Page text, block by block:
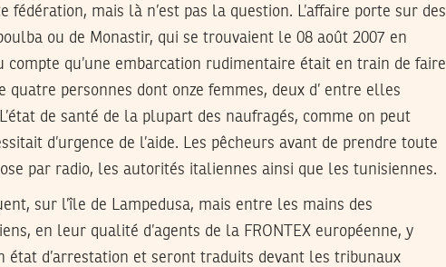
mais là n’est pas la question. L’affaire porte sur des
ou de Monastir, qui se trouvaient le 08 août 2007 en
qu’une embarcation rudimentaire était en train de faire
personnes dont onze femmes, deux d’ entre elles
de santé de la plupart des naufragés, comme on peut
d’urgence de l’aide. Les pêcheurs avant de prendre toute
par radio, les autorités italiennes ainsi que les tunisiennes.
sur l’île de Lampedusa, mais entre les mains des
en leur qualité d’agents de la FRONTEX européenne, y
état d’arrestation et seront traduits devant les tribunaux